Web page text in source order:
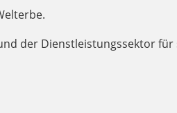
der Dienstleistungssektor